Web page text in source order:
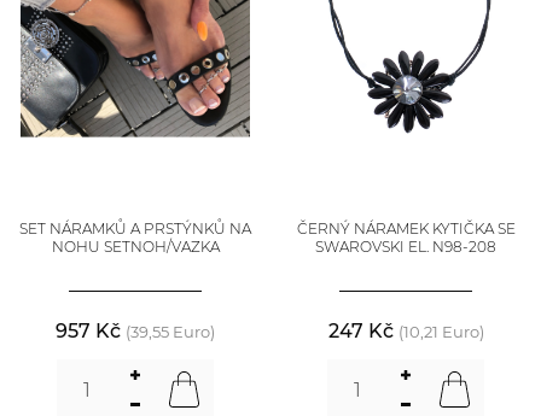
SET NÁRAMKŮ A PRSTÝNKŮ NA
NOHU SETNOH/VAZKA
957 Kč (39,55 Euro)
ČERNÝ NÁRAMEK KYTIČKA SE
SWAROVSKI EL. N98-208
247 Kč (10,21 Euro)